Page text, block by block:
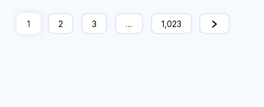
1 2 3 … 1,023